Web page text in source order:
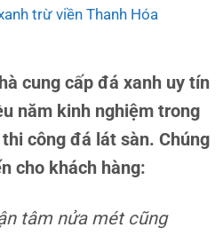
trừ viền Thanh Hóa
cung cấp đá xanh uy tín
năm kinh nghiệm trong
công đá lát sàn. Chúng
cho khách hàng:
tâm nửa mét cũng